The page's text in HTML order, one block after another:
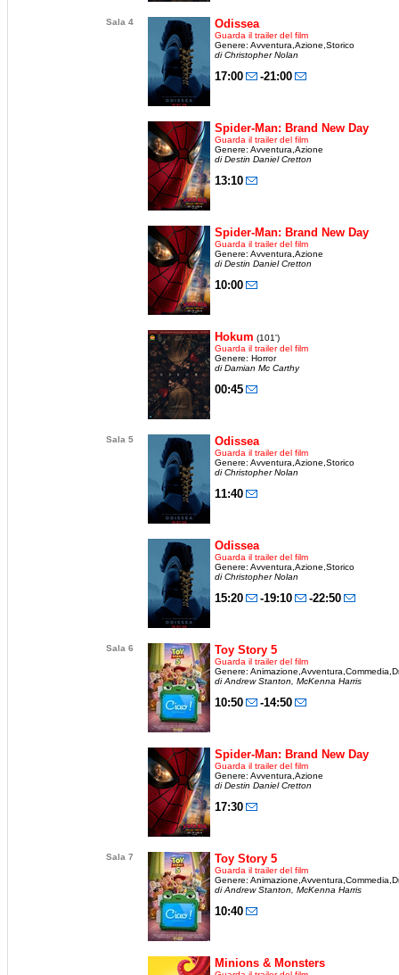
Sala 4 Odissea
Guarda il trailer del film
Genere: Avventura,Azione,Storico
di Christopher Nolan
17:00 -21:00
Spider-Man: Brand New Day
Guarda il trailer del film
Genere: Avventura,Azione
di Destin Daniel Cretton
13:10
Spider-Man: Brand New Day
Guarda il trailer del film
Genere: Avventura,Azione
di Destin Daniel Cretton
10:00
Hokum (101')
Guarda il trailer del film
Genere: Horror
di Damian Mc Carthy
00:45
Sala 5 Odissea
Guarda il trailer del film
Genere: Avventura,Azione,Storico
di Christopher Nolan
11:40
Odissea
Guarda il trailer del film
Genere: Avventura,Azione,Storico
di Christopher Nolan
15:20 -19:10 -22:50
Sala 6 Toy Story 5
Guarda il trailer del film
Genere:
di Andrew Stanton, McKenna Harris
10:50 -14:50
Spider-Man: Brand New Day
Guarda il trailer del film
Genere: Avventura,Azione
di Destin Daniel Cretton
17:30
Sala 7 Toy Story 5
Guarda il trailer del film
Genere:
di Andrew Stanton, McKenna Harris
10:40
Minions & Monsters